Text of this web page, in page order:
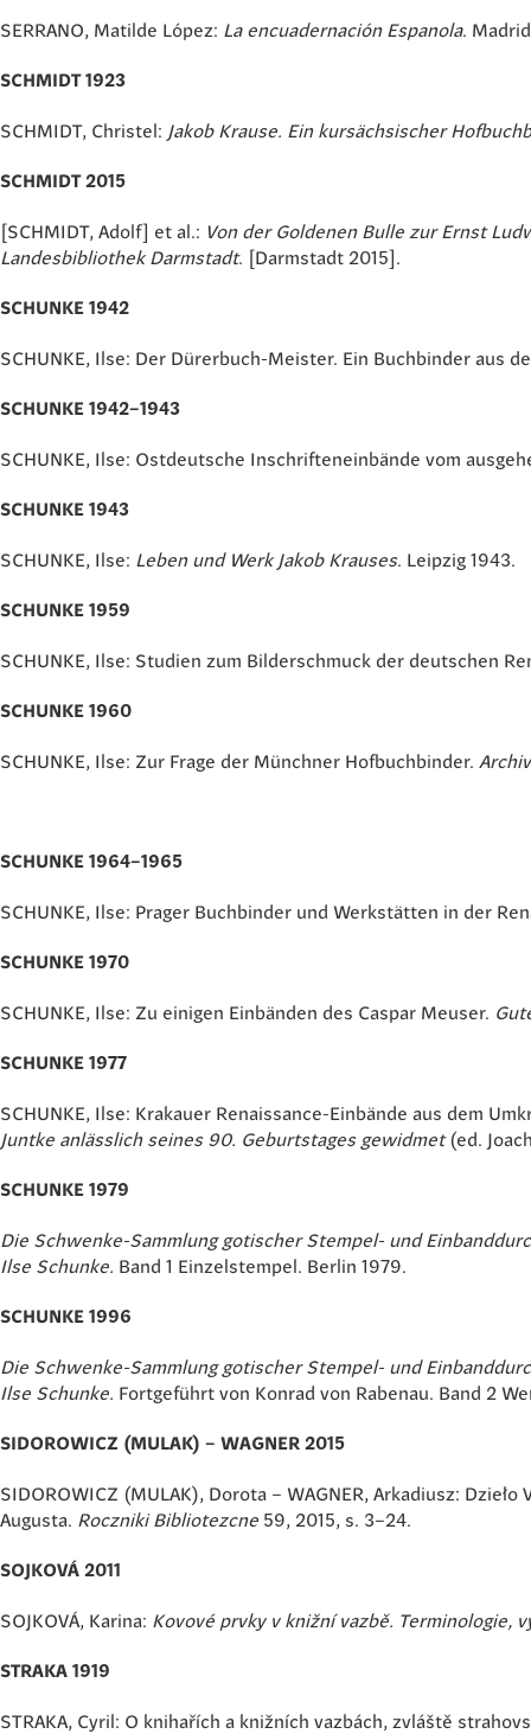
SERRANO, Matilde López: La encuadernación Espanola.
SCHMIDT 1923
SCHMIDT, Christel: Jakob Krause. Ein kursächsischer
SCHMIDT 2015
[SCHMIDT, Adolf] et al.: Von der Goldenen Bulle zur Ernst
Landesbibliothek Darmstadt. [Darmstadt 2015].
SCHUNKE 1942
SCHUNKE, Ilse: Der Dürerbuch-Meister. Ein Buchbinder aus
SCHUNKE 1942–1943
SCHUNKE, Ilse: Ostdeutsche Inschrifteneinbände vom
SCHUNKE 1943
SCHUNKE, Ilse: Leben und Werk Jakob Krauses. Leipzig 1943.
SCHUNKE 1959
SCHUNKE, Ilse: Studien zum Bilderschmuck der deutschen
SCHUNKE 1960
SCHUNKE, Ilse: Zur Frage der Münchner Hofbuchbinder.
SCHUNKE 1964–1965
SCHUNKE, Ilse: Prager Buchbinder und Werkstätten in der
SCHUNKE 1970
SCHUNKE, Ilse: Zu einigen Einbänden des Caspar Meuser.
SCHUNKE 1977
SCHUNKE, Ilse: Krakauer Renaissance-Einbände aus dem
Juntke anlässlich seines 90. Geburtstages gewidmet(ed.
SCHUNKE 1979
Die Schwenke-Sammlung gotischer Stempel- und
Ilse Schunke. Band 1 Einzelstempel. Berlin 1979.
SCHUNKE 1996
Die Schwenke-Sammlung gotischer Stempel- und
Ilse Schunke. Fortgeführt von Konrad von Rabenau. Band 2
SIDOROWICZ (MULAK) – WAGNER 2015
SIDOROWICZ (MULAK), Dorota – WAGNER, Arkadiusz:
Augusta.
Roczniki Bibliotezcne 59, 2015, s. 3–24.
SOJKOVÁ 2011
SOJKOVÁ, Karina: Kovové prvky v knižní vazbě. Terminologie,
STRAKA 1919
STRAKA, Cyril: O knihařích a knižních vazbách, zvláště